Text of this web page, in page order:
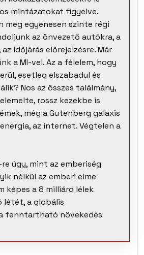
mintázatokat figyelve.
meg egyenesen szinte régi
az önvezető autókra, a
időjárás előrejelzésre. Már
a MI-vel. Az a félelem, hogy
esetleg elszabadul és
Nos az összes találmány,
rossz kezekbe is
még a Gutenberg galaxis
az internet. Végtelen a
úgy, mint az emberiség
nélkül az emberi elme
képes a 8 milliárd lélek
létét, a globális
fenntartható növekedés